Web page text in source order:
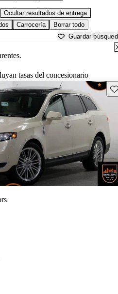
Ocultar resultados de entrega
Carrocería Borrar todo
Guardar
tasas del concesionario